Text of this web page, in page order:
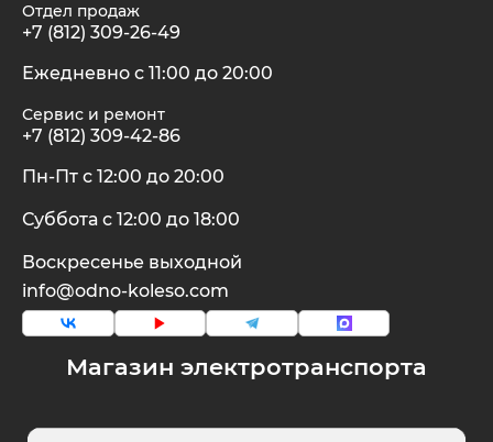
Магазин электротранспорта
Отдел продаж
+7 (812) 309-26-49
Ежедневно с 11:00 до 20:00
Сервис и ремонт
+7 (812) 309-42-86
Пн-Пт с 12:00 до 20:00
Суббота с 12:00 до 18:00
Воскресенье выходной
info@odno-koleso.com